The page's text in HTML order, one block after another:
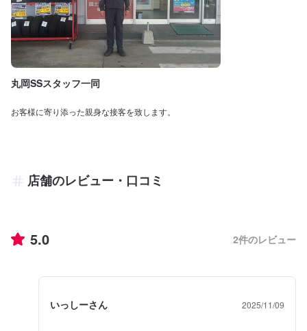
丸岡SSスタッフ一同
お客様に寄り添った親身な接客を致します。
店舗のレビュー・口コミ
5.0 2件のレビュー
いっしーさん 2025/11/09